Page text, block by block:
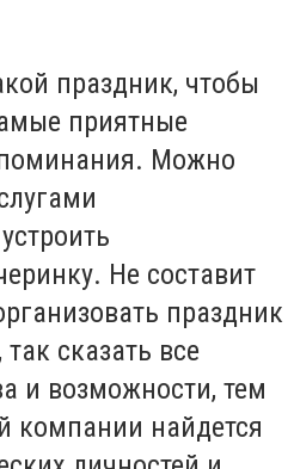
праздник, чтобы
приятные
Можно
Не составит
праздник
сказать все
и возможности, тем
компании найдется